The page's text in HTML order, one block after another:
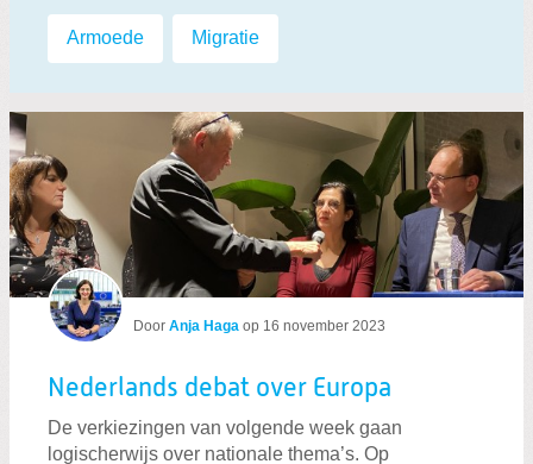
Labels:
Armoede Migratie
Door Anja Haga op 16 november 2023
Nederlands debat over Europa
De verkiezingen van volgende week gaan
logischerwijs over nationale thema’s. Op